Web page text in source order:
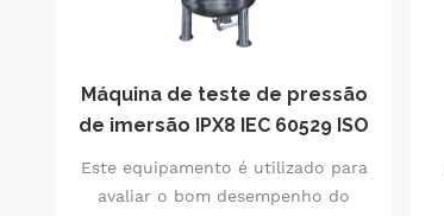
Máquina de teste de pressão
de imersão IPX8 IEC 60529 ISO
20653 IEC 60068
Este equipamento é utilizado para
avaliar o bom desempenho do